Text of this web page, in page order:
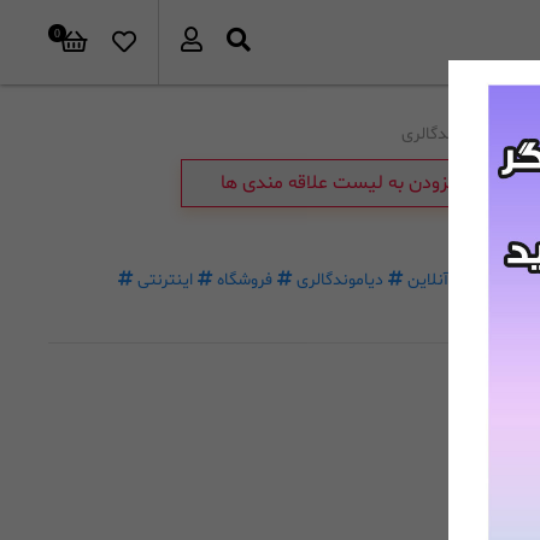
0
برند: دیاموندگالری
افزودن به لیست علاقه مندی ها
آنلاین دیاموندگالری فروشگاه
اینترنتی